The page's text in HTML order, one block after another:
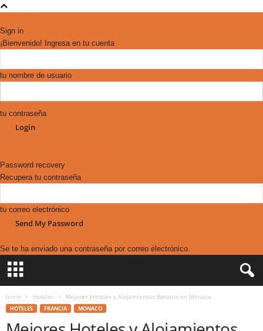
Sign in
¡Bienvenido! Ingresa en tu cuenta
tu nombre de usuario
tu contraseña
Password recovery
Recupera tu contraseña
tu correo electrónico
Se te ha enviado una contraseña por correo electrónico.
Inicio Hoteles Mejores Hoteles y Alojamientos Baratos en Mónaco
HOTELES FRANCIA MONACO